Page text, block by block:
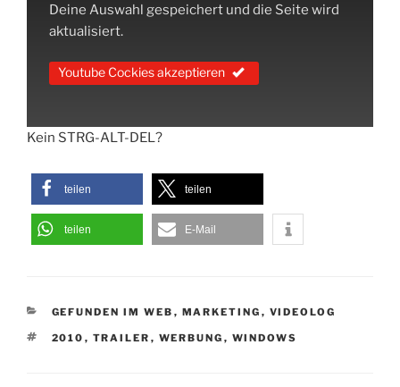
Deine Auswahl gespeichert und die Seite wird
aktualisiert.
Youtube Cockies akzeptieren
Kein STRG-ALT-DEL?
teilen teilen
teilen E-Mail
KATEGORIEN
GEFUNDEN IM WEB , MARKETING , VIDEOLOG
SCHLAGWÖRTER
2010 , TRAILER , WERBUNG , WINDOWS